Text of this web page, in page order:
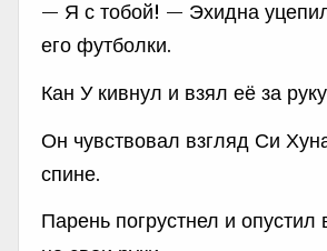
— Я с тобой! — Эхидна
его футболки.
Кан У кивнул и взял её за
Он чувствовал взгляд Си
спине.
Парень погрустнел и опустил